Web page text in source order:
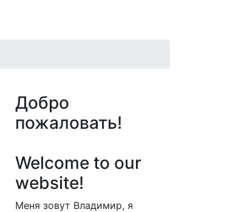
Добро
пожаловать!
Welcome to our
website!
Меня зовут Владимир, я